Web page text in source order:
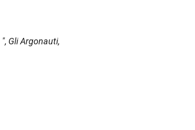
", Gli Argonauti,